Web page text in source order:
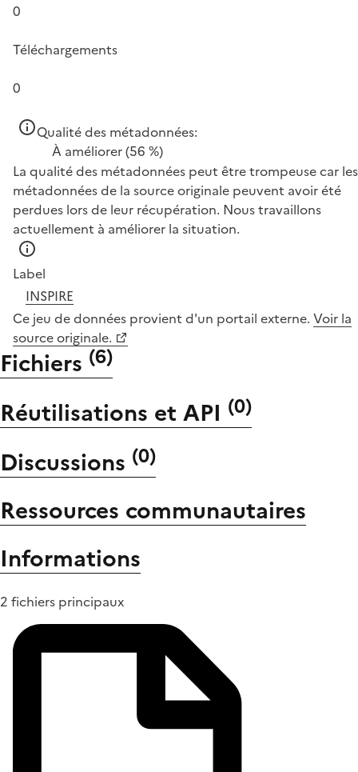
0
Téléchargements
0
Qualité des métadonnées:
À améliorer(56 %)
La qualité des métadonnées peut être trompeuse car les
métadonnées de la source originale peuvent avoir été
perdues lors de leur récupération. Nous travaillons
actuellement à améliorer la situation.
Label
INSPIRE
Ce jeu de données provient d'un portail externe. Voir la
source originale.
Fichiers (6)
Réutilisations et API (0)
Discussions (0)
Ressources communautaires
Informations
2 fichiers principaux